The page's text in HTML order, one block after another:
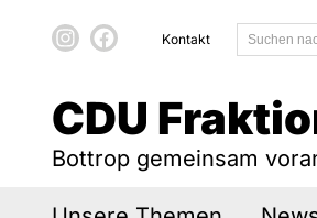
Kontakt
CDU
Bottrop gemeinsam